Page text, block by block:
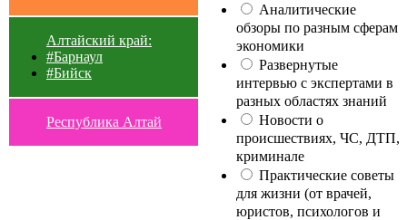
Алтайский край:
#Барнаул
#Бийск
Республика Алтай
Аналитические
обзоры по разным сферам
экономики
Развернутые
интервью с экспертами в
разных областях знаний
Новости о
происшествиях, ЧС, ДТП,
криминале
Практические советы
для жизни (от врачей,
юристов, психологов и